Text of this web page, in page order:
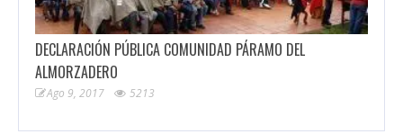
DECLARACIÓN PÚBLICA COMUNIDAD PÁRAMO DEL
ALMORZADERO
Ago 9, 2017 5213